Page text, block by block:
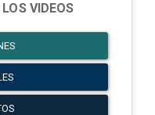
VIDEOS